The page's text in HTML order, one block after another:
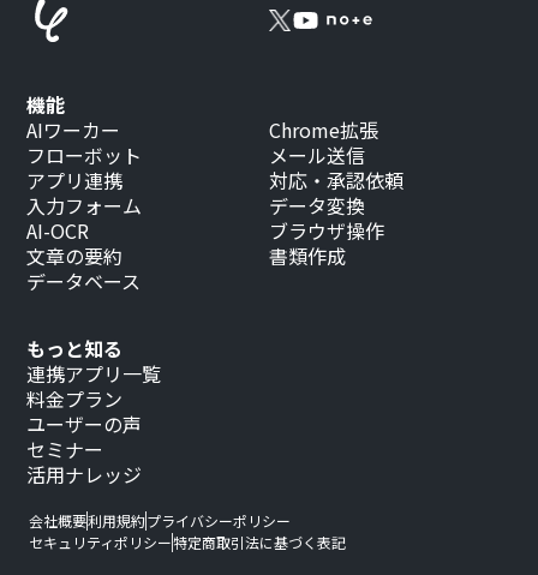
もっと知る
連携アプリ一覧
料金プラン
ユーザーの声
セミナー
活用ナレッジ
機能
AIワーカー
フローボット
アプリ連携
入力フォーム
AI-OCR
文章の要約
データベース
Chrome拡張
メール送信
対応・承認依頼
データ変換
ブラウザ操作
書類作成
会社概要利用規約プライバシーポリシー
セキュリティポリシー特定商取引法に基づく表記